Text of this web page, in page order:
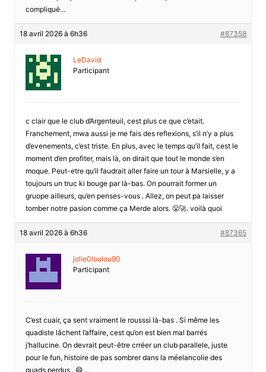
compliqué…
18 avril 2026 à 6h36 #87358
LeDavid
Participant
c clair que le club d’Argenteuil, cest plus ce que c’etait.
Franchement, mwa aussi je me fais des reflexions, s’il n’y a plus
d’evenements, c’est triste. En plus, avec le temps qu’il fait, cest le
moment d’en profiter, mais là, on dirait que tout le monde s’en
moque. Peut-etre qu’il faudrait aller faire un tour à Marsielle, y a
toujours un truc ki bouge par là-bas. On pourrait former un
gruope ailleurs, qu’en penses-vous . Allez, on peut pa laisser
tomber notre pasion comme ça Merde alors. 😤🚀. voilà quoi
18 avril 2026 à 6h36 #87365
jolie0loulou90
Participant
C’est cuair, ça sent vraiment le rousssi là-bas . Si même les
quadiste lâchent l’affaire, cest qu’on est bien mal barrés
j’hallucine. On devrait peut-être crréer un club parallele, juste
pour le fun, histoire de pas sombrer dans la méelancolie des
quads perdus . 😄…